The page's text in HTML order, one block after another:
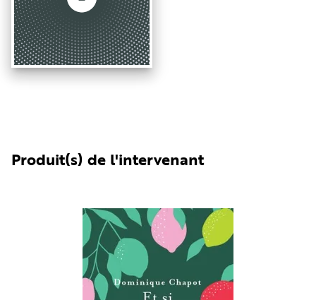
Produit(s) de l'intervenant